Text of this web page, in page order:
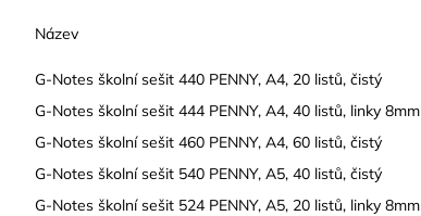
Název
G-Notes školní sešit 440 PENNY, A4, 20 listů, čistý
G-Notes školní sešit 444 PENNY, A4, 40 listů, linky 8mm
G-Notes školní sešit 460 PENNY, A4, 60 listů, čistý
G-Notes školní sešit 540 PENNY, A5, 40 listů, čistý
G-Notes školní sešit 524 PENNY, A5, 20 listů, linky 8mm